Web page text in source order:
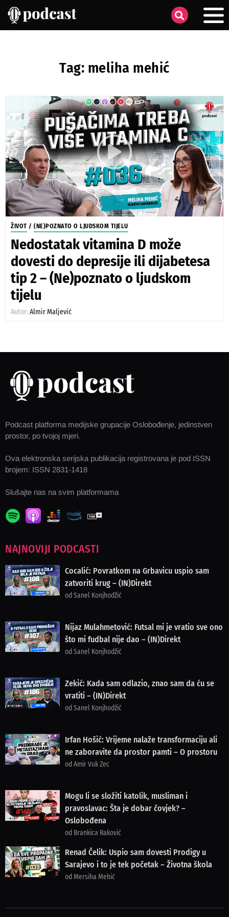
Tag: meliha mehić
ŽIVOT / (NE)POZNATO O LJUDSKOM TIJELU
Nedostatak vitamina D može
dovesti do depresije ili dijabetesa
tip 2 – (Ne)poznato o ljudskom
tijelu
Autor: Almir Maljević
Podcast platforma medijske grupacije Oslobođenje, jedinstven
prostor, po tvojoj mjeri.
Ova elektronska serijska publikacija registrovana je pod ISSN
brojem: ISSN 2831-1418
Slušajte nas na svim platformama
NAJNOVIJI PODCASTI
Cocalić: Povratkom na Grbavicu uspio sam
zatvoriti krug – (IN)Direkt
od Sanel Konjhodžić
Nijaz Mulahmetović: Futsal mi je vratio sve ono
što mi fudbal nije dao – (IN)Direkt
od Sanel Konjhodžić
Zekić: Kada sam odlazio, znao sam da ću se
vratiti – (IN)Direkt
od Sanel Konjhodžić
Irfan Hošić: Vrijeme nalaže transformaciju ali
ne zaboravite da prostor pamti – O prostoru
od Amir Vuk Zec
Mogu li se složiti katolik, musliman i
pravoslavac: Šta je dobar čovjek? –
Oslobođena
od Brankica Raković
Renad Čelik: Uspio sam dovesti Prodigy u
Sarajevo i to je tek početak – Životna škola
od Mersiha Mehić